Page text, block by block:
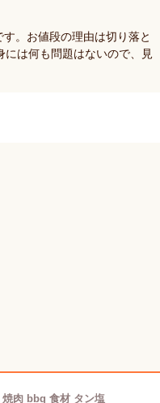
。お値段の理由は切り落と
には何も問題はないので、見
肉 bbq 食材 タン塩